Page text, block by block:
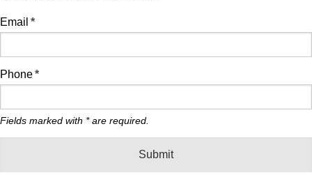
Email *
Phone*
Fields marked with *are required.